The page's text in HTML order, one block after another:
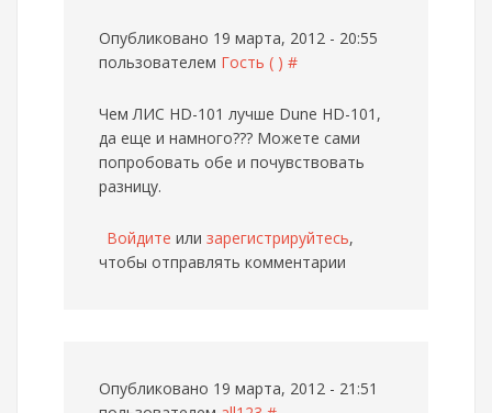
Опубликовано 19 марта, 2012 - 20:55
пользователем Гость ( ) #
Чем ЛИС HD-101 лучше Dune HD-101,
да еще и намного??? Можете сами
попробовать обе и почувствовать
разницу.
Войдите или зарегистрируйтесь,
чтобы отправлять комментарии
Опубликовано 19 марта, 2012 - 21:51